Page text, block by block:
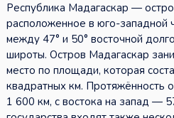
Республика Мадагаскар —
расположенное в юго-западной
между 47° и 50° восточной
широты. Остров Мадагаскар
место по площади, которая
квадратных км. Протяжённость
1 600 км, с востока на запад —